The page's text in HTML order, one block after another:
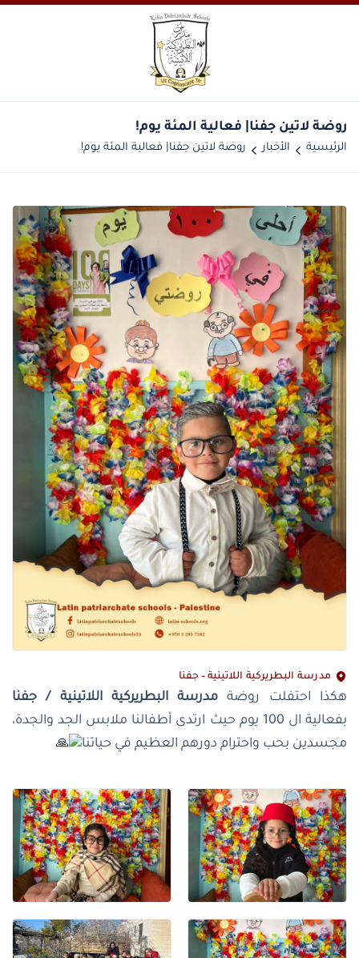
روضة لاتين جفنا| فعالية المئة يوم!
الرئيسية الأخبار روضة لاتين جفنا| فعالية المئة يوم!
مدرسة البطريركية اللاتينية – جفنا
هكذا احتفلت روضة مدرسة البطريركية اللاتينية / جفنا
بفعالية ال 100 يوم حيث ارتدى أطفالنا ملابس الجد والجدة،
مجسدين بحب واحترام دورهم العظيم في حياتنا